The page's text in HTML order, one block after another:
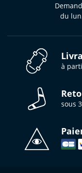
du
à
sous